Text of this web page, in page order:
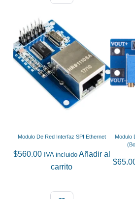
Modulo De Red Interfaz SPI Ethernet
$560.00 IVA incluido Añadir al
carrito
Modulo
$